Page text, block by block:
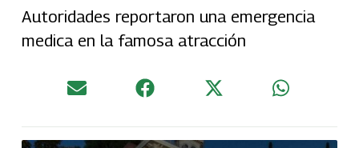
Autoridades reportaron una emergencia
medica en la famosa atracción